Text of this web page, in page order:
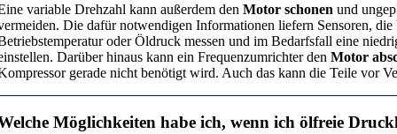
variable Drehzahl kann außerdem denMotor schonen und
Die dafür notwendigen Informationen liefern Sensoren, die
oder Öldruck messen und im Bedarfsfall eine
Darüber hinaus kann ein Frequenzumrichter denMotor
gerade nicht benötigt wird. Auch das kann die Teile vor
Möglichkeiten habe ich, wenn ich ölfreie